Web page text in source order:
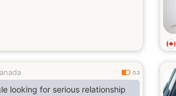
0.3
looking for serious relationship